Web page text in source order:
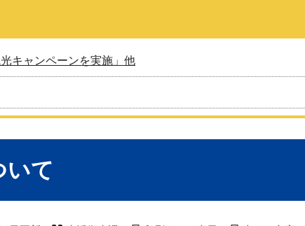
キャンペーンを実施」他
いて